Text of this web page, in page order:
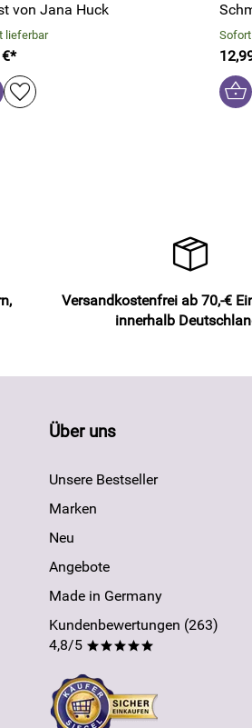
von Jana Huck
lieferbar
€*
Versandkostenfrei ab 70,-€
innerhalb
Über uns
Unsere Bestseller
Marken
Neu
Angebote
Made in Germany
Kundenbewertungen (263)
4,8/5 *****